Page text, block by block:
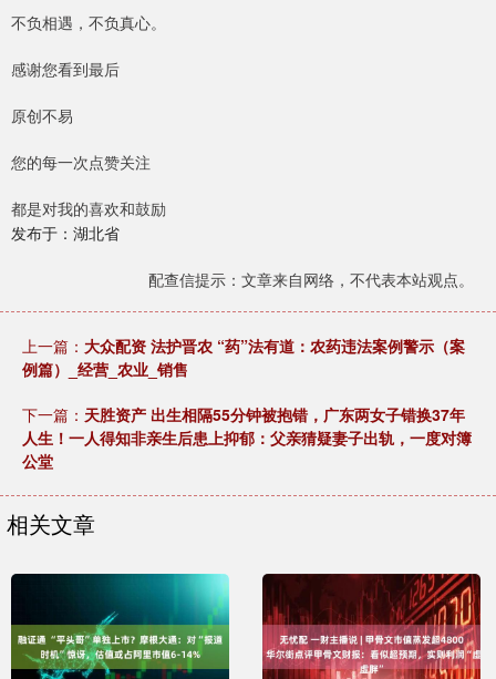
不负相遇，不负真心。
感谢您看到最后
原创不易
您的每一次点赞关注
都是对我的喜欢和鼓励
发布于：湖北省
配查信提示：文章来自网络，不代表本站观点。
上一篇： 大众配资 法护晋农 “药”法有道：农药违法案例警示（案
例篇）_经营_农业_销售
下一篇： 天胜资产 出生相隔55分钟被抱错，广东两女子错换37年
人生！一人得知非亲生后患上抑郁：父亲猜疑妻子出轨，一度对簿
公堂
相关文章